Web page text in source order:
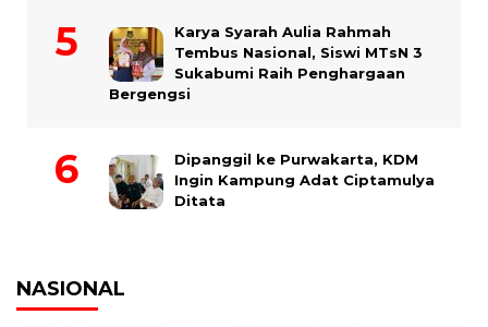
Karya Syarah Aulia Rahmah
Tembus Nasional, Siswi MTsN 3
Sukabumi Raih Penghargaan
Bergengsi
Dipanggil ke Purwakarta, KDM
Ingin Kampung Adat Ciptamulya
Ditata
NASIONAL